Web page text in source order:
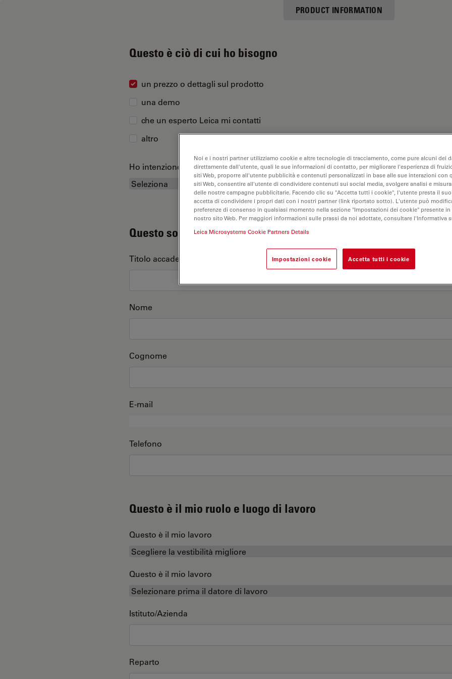
PRODUCT INFORMATION
Questo è ciò di cui ho bisogno
un prezzo o dettagli sul prodotto
una demo
che un esperto Leica mi contatti
altro
Ho intenzione di acquistare…
Questo sono io
Titolo accademico
Nome
Cognome
E-mail
Telefono
Questo è il mio ruolo e luogo di lavoro
Questo è il mio lavoro
Questo è il mio lavoro
Istituto/Azienda
Reparto
Noi e i nostri partner utilizziamo cookie e altre tecnologie di tracciamento, come pure alcuni dei
direttamente dall'utente, quali le sue informazioni di contatto, per migliorare l'esperienza di
siti Web, proporre all'utente pubblicità e contenuti personalizzati in base alle sue interazioni con
siti Web, consentire all'utente di condividere contenuti sui social media, svolgere analisi e
delle nostre campagne pubblicitarie. Facendo clic su "Accetta tutti i cookie", l'utente presta il
accetta di condividere i propri dati con i nostri partner (link riportato sotto). L'utente può
preferenze di consenso in qualsiasi momento nella sezione "Impostazioni dei cookie" presente
nostro sito Web. Per maggiori informazioni sulle prassi da noi adottate, consultare l'Informativa
Leica Microsystems Cookie Partners Details
Impostazioni cookie Accetta tutti i cookie